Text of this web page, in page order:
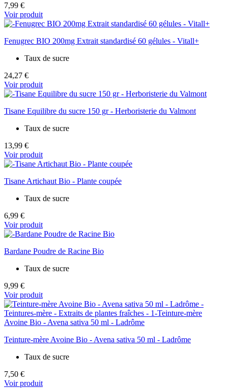
7,99 €
Voir produit
Fenugrec BIO 200mg Extrait standardisé 60 gélules - Vitall+
Taux de sucre
24,27 €
Voir produit
Tisane Equilibre du sucre 150 gr - Herboristerie du Valmont
Taux de sucre
13,99 €
Voir produit
Tisane Artichaut Bio - Plante coupée
Taux de sucre
6,99 €
Voir produit
Bardane Poudre de Racine Bio
Taux de sucre
9,99 €
Voir produit
Teinture-mère Avoine Bio - Avena sativa 50 ml - Ladrôme
Taux de sucre
7,50 €
Voir produit